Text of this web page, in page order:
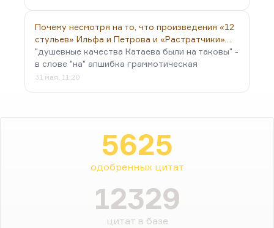
Почему несмотря на то, что произведения «12
стульев» Ильфа и Петрова и «Растратчики»…
"душевные качества Катаева были на таковы" -
в слове "на" апшибка граммотическая
31 мая, 11:20
5625
одобренных цитат
12329
цитат в базе